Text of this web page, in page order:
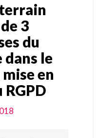
3
du
dans le
en
RGPD